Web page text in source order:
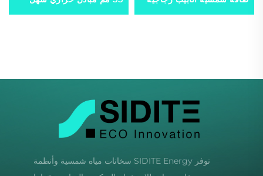
شاغرة يعمل في الهواء الطلق
التركيب، جهاز تسخين ماء
توفر SIDITE Energy سخانات مياه شمسية وأنظمة